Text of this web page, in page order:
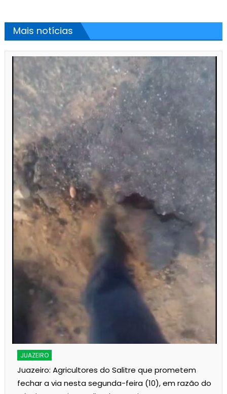
Mais notícias
JUAZEIRO
Juazeiro: Agricultores do Salitre que prometem
fechar a via nesta segunda-feira (10), em razão do